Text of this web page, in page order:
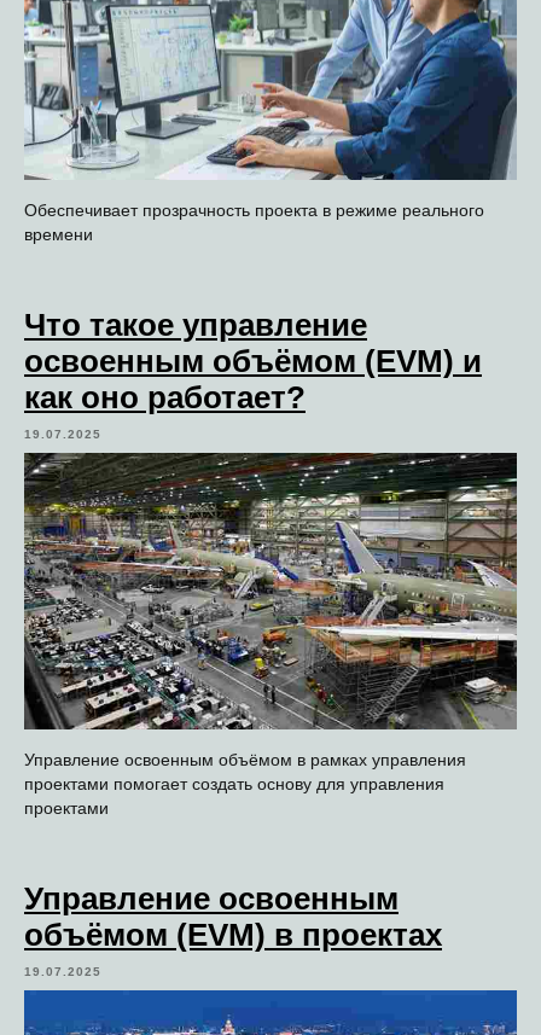
Обеспечивает прозрачность проекта в режиме реального
времени
Что такое управление
освоенным объёмом (EVM) и
как оно работает?
19.07.2025
Управление освоенным объёмом в рамках управления
проектами помогает создать основу для управления
проектами
Управление освоенным
объёмом (EVM) в проектах
19.07.2025